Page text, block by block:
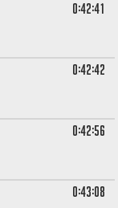
0:42:41
0:42:42
0:42:56
0:43:08